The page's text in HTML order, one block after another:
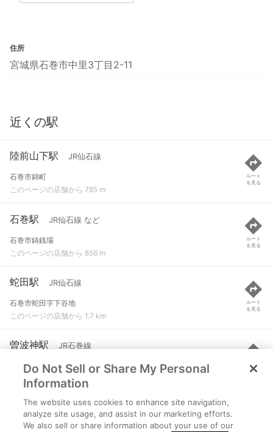
住所
宮城県石巻市中里3丁目2-11
近くの駅
陸前山下駅 JR仙石線
石巻市錦町
このページの店舗から 785 m
ルート
を見る
石巻駅 JR仙石線 など
石巻市鋳銭場
このページの店舗から 856 m
ルート
を見る
蛇田駅 JR仙石線
石巻市蛇田字下谷地
このページの店舗から 1.7 km
ルート
を見る
曽波神駅 JR石巻線
石巻市鹿又
このページの店舗から 2.9 km
ルート
を見る
石巻あゆみ野駅 JR仙石線
石巻市門脇
Do Not Sell or Share My Personal
Information
The website uses cookies to enhance site navigation,
analyze site usage, and assist in our marketing efforts.
We also sell or share information about your use of our